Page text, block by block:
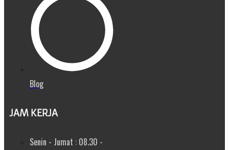
Blog
JAM KERJA
Senin - Jumat : 08.30 -